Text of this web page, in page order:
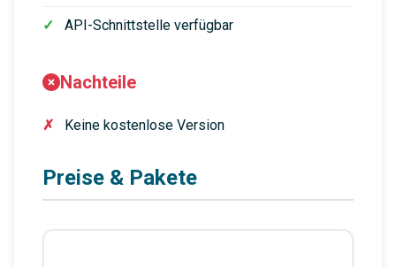
API-Schnittstelle verfügbar
Nachteile
Keine kostenlose Version
Preise & Pakete